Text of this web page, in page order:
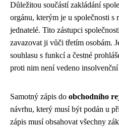
Důležitou součástí zakládání
orgánu, kterým je u společnosti s
jednatelé. Tito zástupci
zavazovat ji vůči třetím osobám.
souhlasu s funkcí a čestné
proti nim není vedeno
Samotný zápis do obchodního
návrhu, který musí být podán u
zápis musí obsahovat všechny